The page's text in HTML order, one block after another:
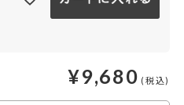
¥9,680